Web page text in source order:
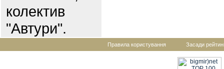
колектив
"Автури".
Правила користування Засади